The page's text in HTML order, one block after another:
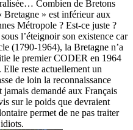
Combien de Bretons
Bretagne » est inférieur aux
Métropole ? Est-ce juste ?
l’éteignoir son existence car
(1790-1964), la Bretagne n’a
le premier CODER en 1964
reste actuellement un
de loin la reconnaissance
demandé aux Français
sur le poids que devraient
permet de ne pas traiter